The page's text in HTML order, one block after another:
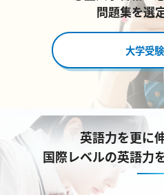
問題集を選
大学受
英語力を更に
国際レベルの英語力